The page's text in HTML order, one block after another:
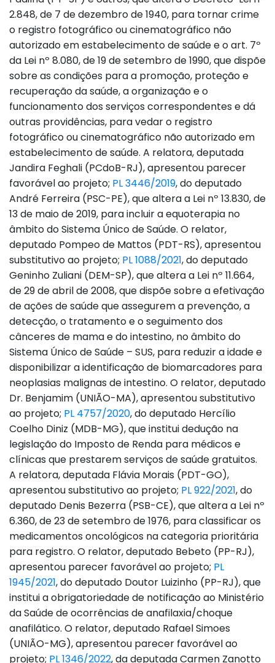
2.848, de 7 de dezembro de 1940, para tornar crime
o registro fotográfico ou cinematográfico não
autorizado em estabelecimento de saúde e o art. 7º
da Lei nº 8.080, de 19 de setembro de 1990, que dispõe
sobre as condições para a promoção, proteção e
recuperação da saúde, a organização e o
funcionamento dos serviços correspondentes e dá
outras providências, para vedar o registro
fotográfico ou cinematográfico não autorizado em
estabelecimento de saúde. A relatora, deputada
Jandira Feghali (PCdoB-RJ), apresentou parecer
favorável ao projeto; PL 3446/2019, do deputado
André Ferreira (PSC-PE), que altera a Lei nº 13.830, de
13 de maio de 2019, para incluir a equoterapia no
âmbito do Sistema Único de Saúde. O relator,
deputado Pompeo de Mattos (PDT-RS), apresentou
substitutivo ao projeto; PL 1088/2021, do deputado
Geninho Zuliani (DEM-SP), que altera a Lei nº 11.664,
de 29 de abril de 2008, que dispõe sobre a efetivação
de ações de saúde que assegurem a prevenção, a
detecção, o tratamento e o seguimento dos
cânceres de mama e do intestino, no âmbito do
Sistema Único de Saúde – SUS, para reduzir a idade e
disponibilizar a identificação de biomarcadores para
neoplasias malignas de intestino. O relator, deputado
Dr. Benjamim (UNIÃO-MA), apresentou substitutivo
ao projeto; PL 4757/2020, do deputado Hercílio
Coelho Diniz (MDB-MG), que institui dedução na
legislação do Imposto de Renda para médicos e
clínicas que prestarem serviços de saúde gratuitos.
A relatora, deputada Flávia Morais (PDT-GO),
apresentou substitutivo ao projeto; PL 922/2021, do
deputado Denis Bezerra (PSB-CE), que altera a Lei nº
6.360, de 23 de setembro de 1976, para classificar os
medicamentos oncológicos na categoria prioritária
para registro. O relator, deputado Bebeto (PP-RJ),
apresentou parecer favorável ao projeto; PL
1945/2021, do deputado Doutor Luizinho (PP-RJ), que
institui a obrigatoriedade de notificação ao Ministério
da Saúde de ocorrências de anafilaxia/choque
anafilático. O relator, deputado Rafael Simoes
(UNIÃO-MG), apresentou parecer favorável ao
projeto; PL 1346/2022, da deputada Carmen Zanotto